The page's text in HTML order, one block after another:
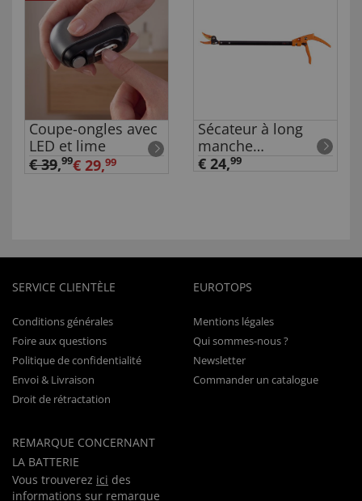
Coupe-ongles avec
LED et lime
€ 39,99€ 29,99
Sécateur à long
manche
« Titanium »
€ 24,99
SERVICE CLIENTÈLE
Conditions générales
Foire aux questions
Politique de confidentialité
Envoi & Livraison
Droit de rétractation
REMARQUE CONCERNANT
LA BATTERIE
Vous trouverez ici des
informations sur remarque
EUROTOPS
Mentions légales
Qui sommes-nous ?
Newsletter
Commander un catalogue